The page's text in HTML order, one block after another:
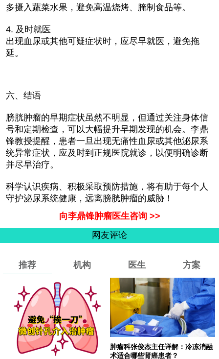
多摄入蔬菜水果，避免高温烧烤、腌制食品等。
4. 及时就医
出现血尿或其他可疑症状时，应尽早就医，避免拖
延。
六、结语
膀胱肿瘤的早期症状虽然不明显，但通过关注身体信
号和定期检查，可以大幅提升早期发现的机会。李鼎
锋教授提醒，患者一旦出现无痛性血尿或其他泌尿系
统异常症状，应及时到正规医院就诊，以便明确诊断
并尽早治疗。
科学认识疾病、积极采取预防措施，将有助于每个人
守护泌尿系统健康，远离膀胱肿瘤的威胁！
向李鼎锋肿瘤医生咨询 >>
网友评论
推荐 机构 医生 方案
肿瘤科张俊杰主任详解：冷冻消融
术适合哪些肾癌患者？